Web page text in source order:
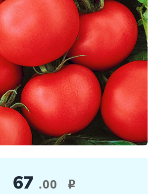
67 .00 i